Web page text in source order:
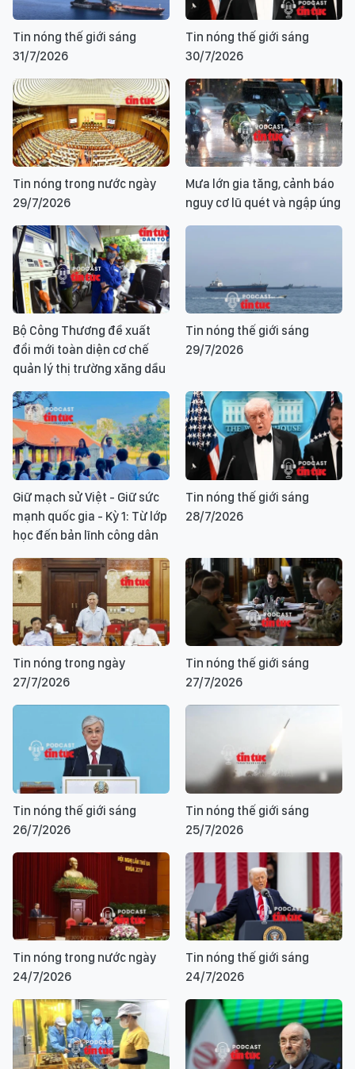
Tin nóng thế giới sáng
31/7/2026
Tin nóng thế giới sáng
30/7/2026
Tin nóng trong nước ngày
29/7/2026
Mưa lớn gia tăng, cảnh báo
nguy cơ lũ quét và ngập úng
Bộ Công Thương đề xuất
đổi mới toàn diện cơ chế
quản lý thị trường xăng dầu
Tin nóng thế giới sáng
29/7/2026
Giữ mạch sử Việt - Giữ sức
mạnh quốc gia - Kỳ 1: Từ lớp
học đến bản lĩnh công dân
Tin nóng thế giới sáng
28/7/2026
Tin nóng trong ngày
27/7/2026
Tin nóng thế giới sáng
27/7/2026
Tin nóng thế giới sáng
26/7/2026
Tin nóng thế giới sáng
25/7/2026
Tin nóng trong nước ngày
24/7/2026
Tin nóng thế giới sáng
24/7/2026